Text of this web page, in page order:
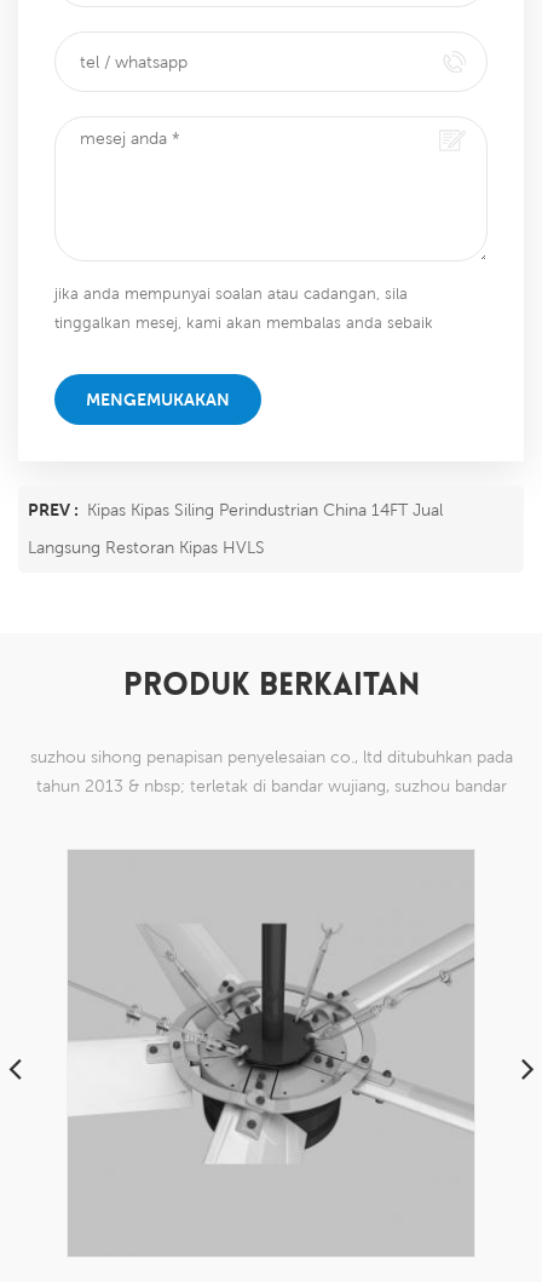
jika anda mempunyai soalan atau cadangan, sila
tinggalkan mesej, kami akan membalas anda sebaik
MENGEMUKAKAN
PREV : Kipas Kipas Siling Perindustrian China 14FT Jual
Langsung Restoran Kipas HVLS
PRODUK BERKAITAN
suzhou sihong penapisan penyelesaian co., ltd ditubuhkan pada
tahun 2013 & nbsp; terletak di bandar wujiang, suzhou bandar